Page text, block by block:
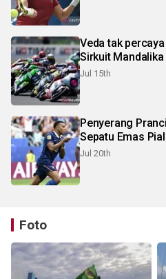
Veda tak
Sirkuit Mandalika
Jul 15th
Penyerang
Sepatu Emas
Jul 20th
Foto